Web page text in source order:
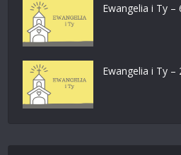
Ewangelia i Ty –
Ewangelia i Ty –